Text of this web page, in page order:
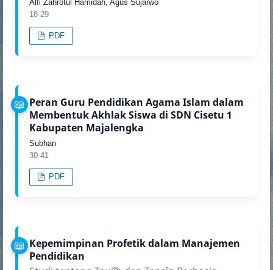
Alfi Zahrotul Hamidah, Agus Sujarwo
18-29
PDF
Peran Guru Pendidikan Agama Islam dalam
Membentuk Akhlak Siswa di SDN Cisetu 1
Kabupaten Majalengka
Subhan
30-41
PDF
Kepemimpinan Profetik dalam Manajemen
Pendidikan